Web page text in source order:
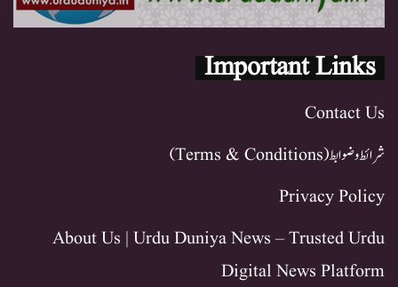
Important Links
Contact Us
شرائط و ضوابط (Terms & Conditions)
Privacy Policy
About Us | Urdu Duniya News – Trusted Urdu
Digital News Platform